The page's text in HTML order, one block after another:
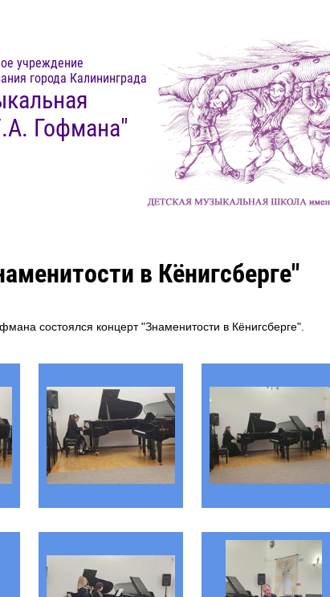
учреждение
города Калининграда
Гофмана"
в Кёнигсберге"
состоялся концерт "Знаменитости в Кёнигсберге".